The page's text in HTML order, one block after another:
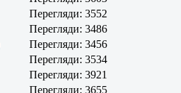
Перегляди: 3552
Перегляди: 3486
Перегляди: 3456
Перегляди: 3534
Перегляди: 3921
Перегляди: 3655